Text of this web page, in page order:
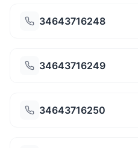
34643716248
34643716249
34643716250